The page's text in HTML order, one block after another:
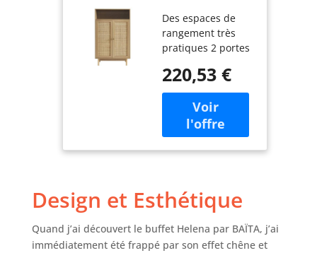
cannage rotin
2 Portes 80cm
Des espaces de
rangement très
pratiques 2 portes
cannage Des
poignées en laiton
220,53 €
Design et Esthétique
Quand j’ai découvert le buffet Helena par BAÏTA, j’ai
immédiatement été frappé par son effet chêne et